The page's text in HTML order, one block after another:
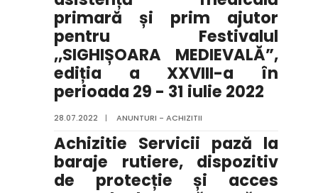
primară și prim ajutor
pentru Festivalul
,,SIGHIȘOARA MEDIEVALĂ”,
ediția a XXVIII-a în
perioada 29 - 31 iulie 2022
28.07.2022 | ANUNTURI - ACHIZITII
Achizitie Servicii pază la
baraje rutiere, dispozitiv
de protecție și acces